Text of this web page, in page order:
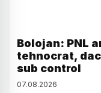
Bolojan: PNL
tehnocrat,
sub control
07.08.2026